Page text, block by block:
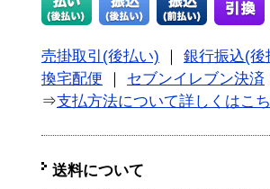
売掛取引(後払い)
銀行振込(後
換宅配便
セブンイレブン決済
⇒支払方法について詳しくはこ
送料について